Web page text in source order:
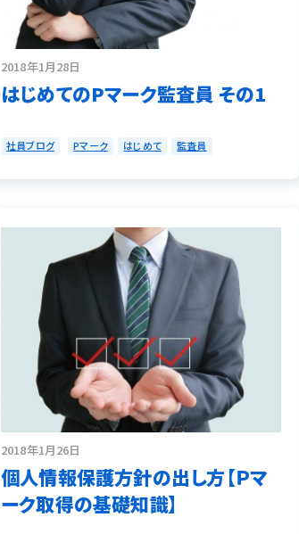
2018年1月28日
はじめてのPマーク監査員 その1
社員ブログ Pマーク はじめて 監査員
2018年1月26日
個人情報保護方針の出し方【Ｐマ
ーク取得の基礎知識】